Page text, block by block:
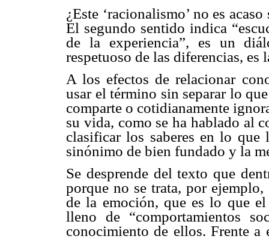
¿Este ‘racionalismo’ no es
El segundo sentido indica
de la experiencia”, es un
respetuoso de las diferencias,
A los efectos de relacionar
usar el término sin separar lo
comparte o cotidianamente
su vida, como se ha hablado al
clasificar los saberes en lo que
sinónimo de bien fundado y la
Se desprende del texto que
porque no se trata, por
de la emoción, que es lo que
lleno de “comportamientos
conocimiento de ellos. Frente a